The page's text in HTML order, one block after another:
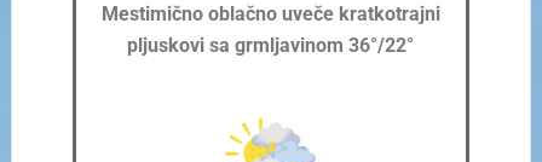
Mestimično oblačno uveče kratkotrajni
pljuskovi sa grmljavinom 36°/22°